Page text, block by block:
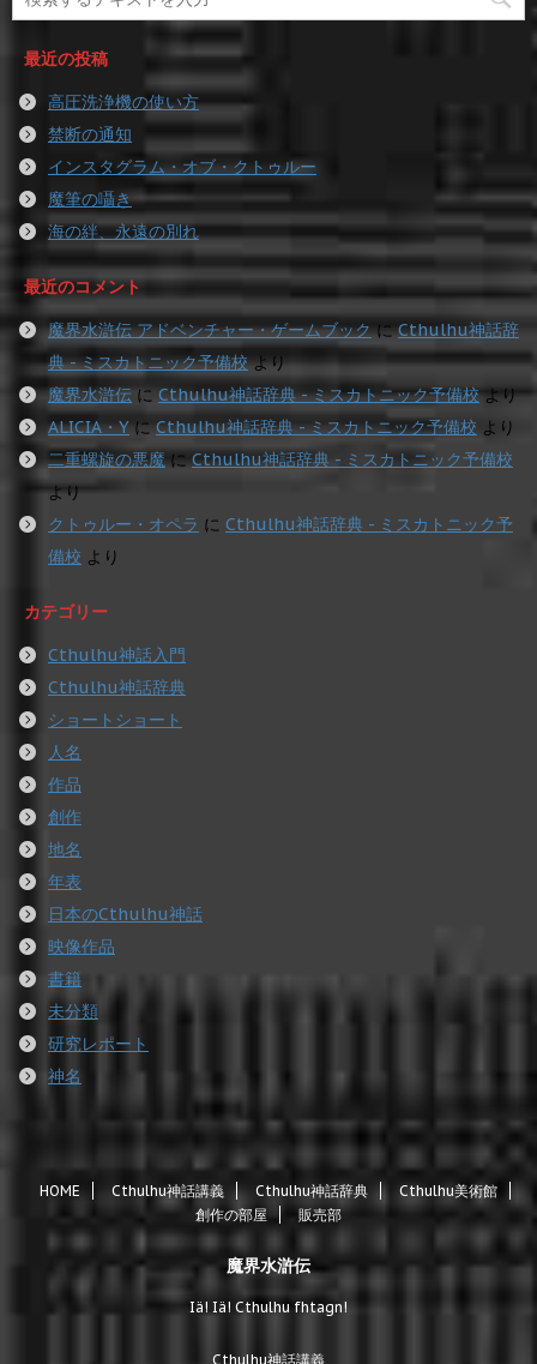
最近の投稿
高圧洗浄機の使い方
禁断の通知
インスタグラム・オブ・クトゥルー
魔筆の囁き
海の絆、永遠の別れ
最近のコメント
魔界水滸伝 アドベンチャー・ゲームブックにCthulhu神話辞
典 - ミスカトニック予備校より
魔界水滸伝 に Cthulhu神話辞典 - ミスカトニック予備校より
ALICIA・YにCthulhu神話辞典 - ミスカトニック予備校 より
二重螺旋の悪魔 に Cthulhu神話辞典 - ミスカトニック予備校
より
クトゥルー・オペラ に Cthulhu神話辞典 - ミスカトニック予
備校 より
カテゴリー
Cthulhu神話入門
Cthulhu神話辞典
ショートショート
人名
作品
創作
地名
年表
日本のCthulhu神話
映像作品
書籍
未分類
研究レポート
神名
HOME Cthulhu神話講義 Cthulhu神話辞典
Cthulhu美術館
創作の部屋
販売部
魔界水滸伝
Iä! Iä! Cthulhu fhtagn!
Cthulhu神話講義